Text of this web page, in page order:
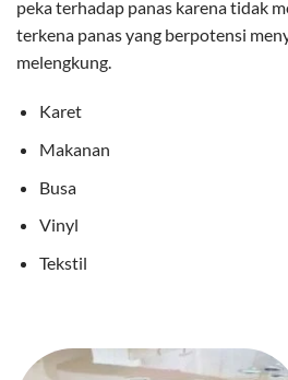
peka terhadap panas karena tidak
terkena panas yang berpotensi
melengkung.
Karet
Makanan
Busa
Vinyl
Tekstil